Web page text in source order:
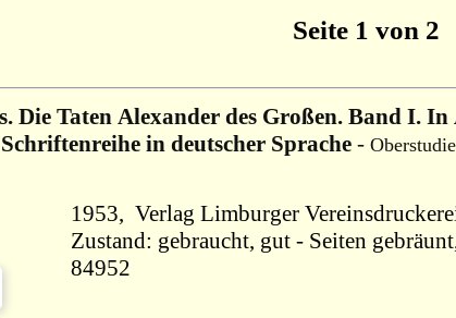
Seite 1 von 2
Die Taten Alexander des Großen. Band I.
in deutscher Sprache -
Zustand: gebraucht, gut - Seiten
84952